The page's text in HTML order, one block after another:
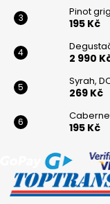
Pinot
195 Kč
2 990
Syrah,
269 Kč
195 Kč